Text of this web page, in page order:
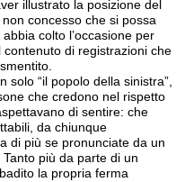
illustrato la posizione del
concesso che si possa
colto l’occasione per
contenuto di registrazioni che
solo “il popolo della sinistra”,
che credono nel rispetto
di sentire: che
da chiunque
di più se pronunciate da un
più da parte di un
la propria ferma